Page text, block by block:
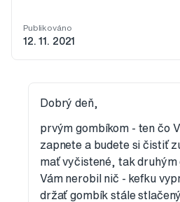
Publikováno
12. 11. 2021
Dobrý deň,
prvým gombíkom - ten čo
zapnete a budete si čistiť
mať vyčistené, tak druhým
Vám nerobil nič - kefku
držať gombík stále